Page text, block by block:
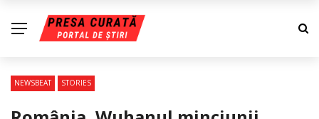
NEWSBEAT STORIES